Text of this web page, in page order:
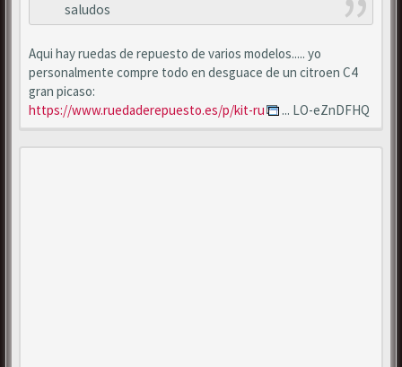
saludos
Aqui hay ruedas de repuesto de varios modelos..... yo
personalmente compre todo en desguace de un citroen C4
gran picaso:
https://www.ruedaderepuesto.es/p/kit-ru
... LO-eZnDFHQ